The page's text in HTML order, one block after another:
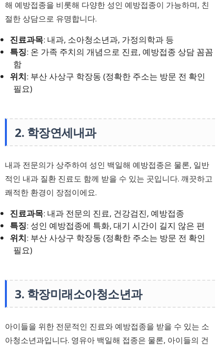
해 예방접종을 비롯해 다양한 성인 예방접종이 가능하며, 친
절한 상담으로 유명합니다.
진료과목: 내과, 소아청소년과, 가정의학과 등
특징: 온 가족 주치의 개념으로 진료, 예방접종 상담 꼼꼼
함
위치: 부산 사상구 학장동 (정확한 주소는 방문 전 확인
필요)
2. 학장연세내과
내과 전문의가 상주하여 성인 백일해 예방접종은 물론, 일반
적인 내과 질환 진료도 함께 받을 수 있는 곳입니다. 깨끗하고
쾌적한 환경이 장점이에요.
진료과목: 내과 전문의 진료, 건강검진, 예방접종
특징: 성인 예방접종에 특화, 대기 시간이 길지 않은 편
위치: 부산 사상구 학장동 (정확한 주소는 방문 전 확인
필요)
3. 학장미래소아청소년과
아이들을 위한 전문적인 진료와 예방접종을 받을 수 있는 소
아청소년과입니다. 영유아 백일해 접종은 물론, 아이들의 건